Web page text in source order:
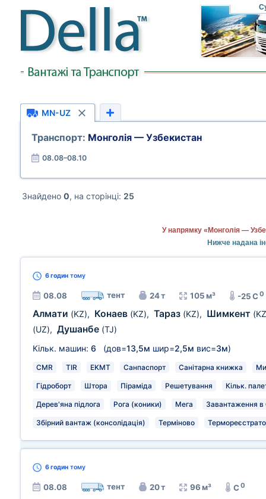
MN-UZ
Транспорт: Монголія — Узбекистан
08.08–08.10
Знайдено 0, на сторінці: 25
У напрямку «Монголія —
Нижче надана
6 годин тому
08.08 тент 24 т 105 м³ -25 C0
Алмати (KZ), Конаев (KZ), Тараз (KZ), Шимкент
(UZ), Душанбе (TJ)
Кільк. машин: 6 (дов=13,5м шир=2,5м вис=3м)
CMR TIR EKMT Санпаспорт Санітарна книжка
Гідроборт Штора Піраміда Решетування Кільк.
Дерев'яна підлога Рога (коники) Мега Завантаження в
Збірний вантаж (консолідація) Терміново
6 годин тому
08.08 тент 20 т 96 м³ C0